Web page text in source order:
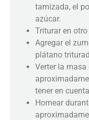
tamizada, el
azúcar.
Triturar en
Agregar el
plátano
Verter la
tener en
Hornear